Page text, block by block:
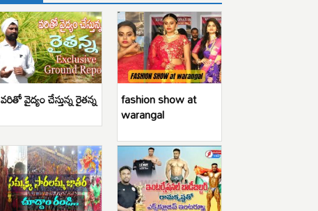
వరితో వైద్యం చేస్తున్న రైతన్న fashion show at
warangal